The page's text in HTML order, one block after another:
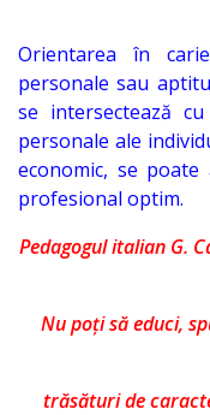
Posturi
vacante
Transparență
Planuri și
de
activitate
Orientarea în
personale sau
se intersectează
personale ale
economic, se
profesional optim.
Pedagogul italian G.
Nu poți să educi,
trăsături de